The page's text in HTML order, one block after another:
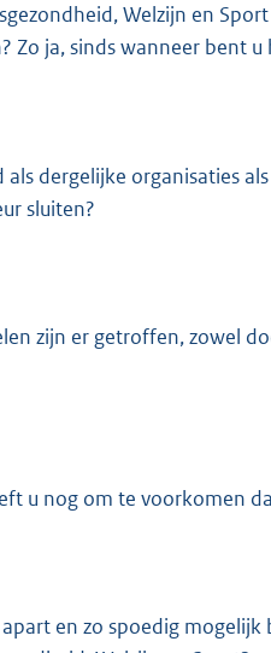
Welzijn en
Zo ja, sinds wanneer bent
dergelijke organisaties
sluiten?
zijn er getroffen, zowel
u nog om te voorkomen
en zo spoedig